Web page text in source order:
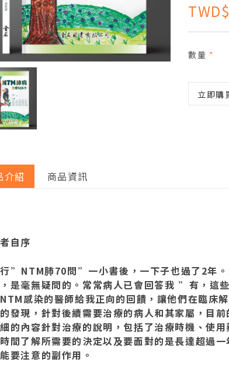
數量 *
立即購
介紹 商品資訊
自序
”NTM肺70問”一小書後，一下子也過了2年
是毫無疑問的。常常病人已會回答我 ”有，這
感染的醫師給我正向的回饋，讓他們在臨床
發現，針對後續需要治療的病人和其家屬，目
的內容針對治療的說明，包括了治療時機、使
間了解所需要的決定以及要面對的是長達超過
要注意的副作用。